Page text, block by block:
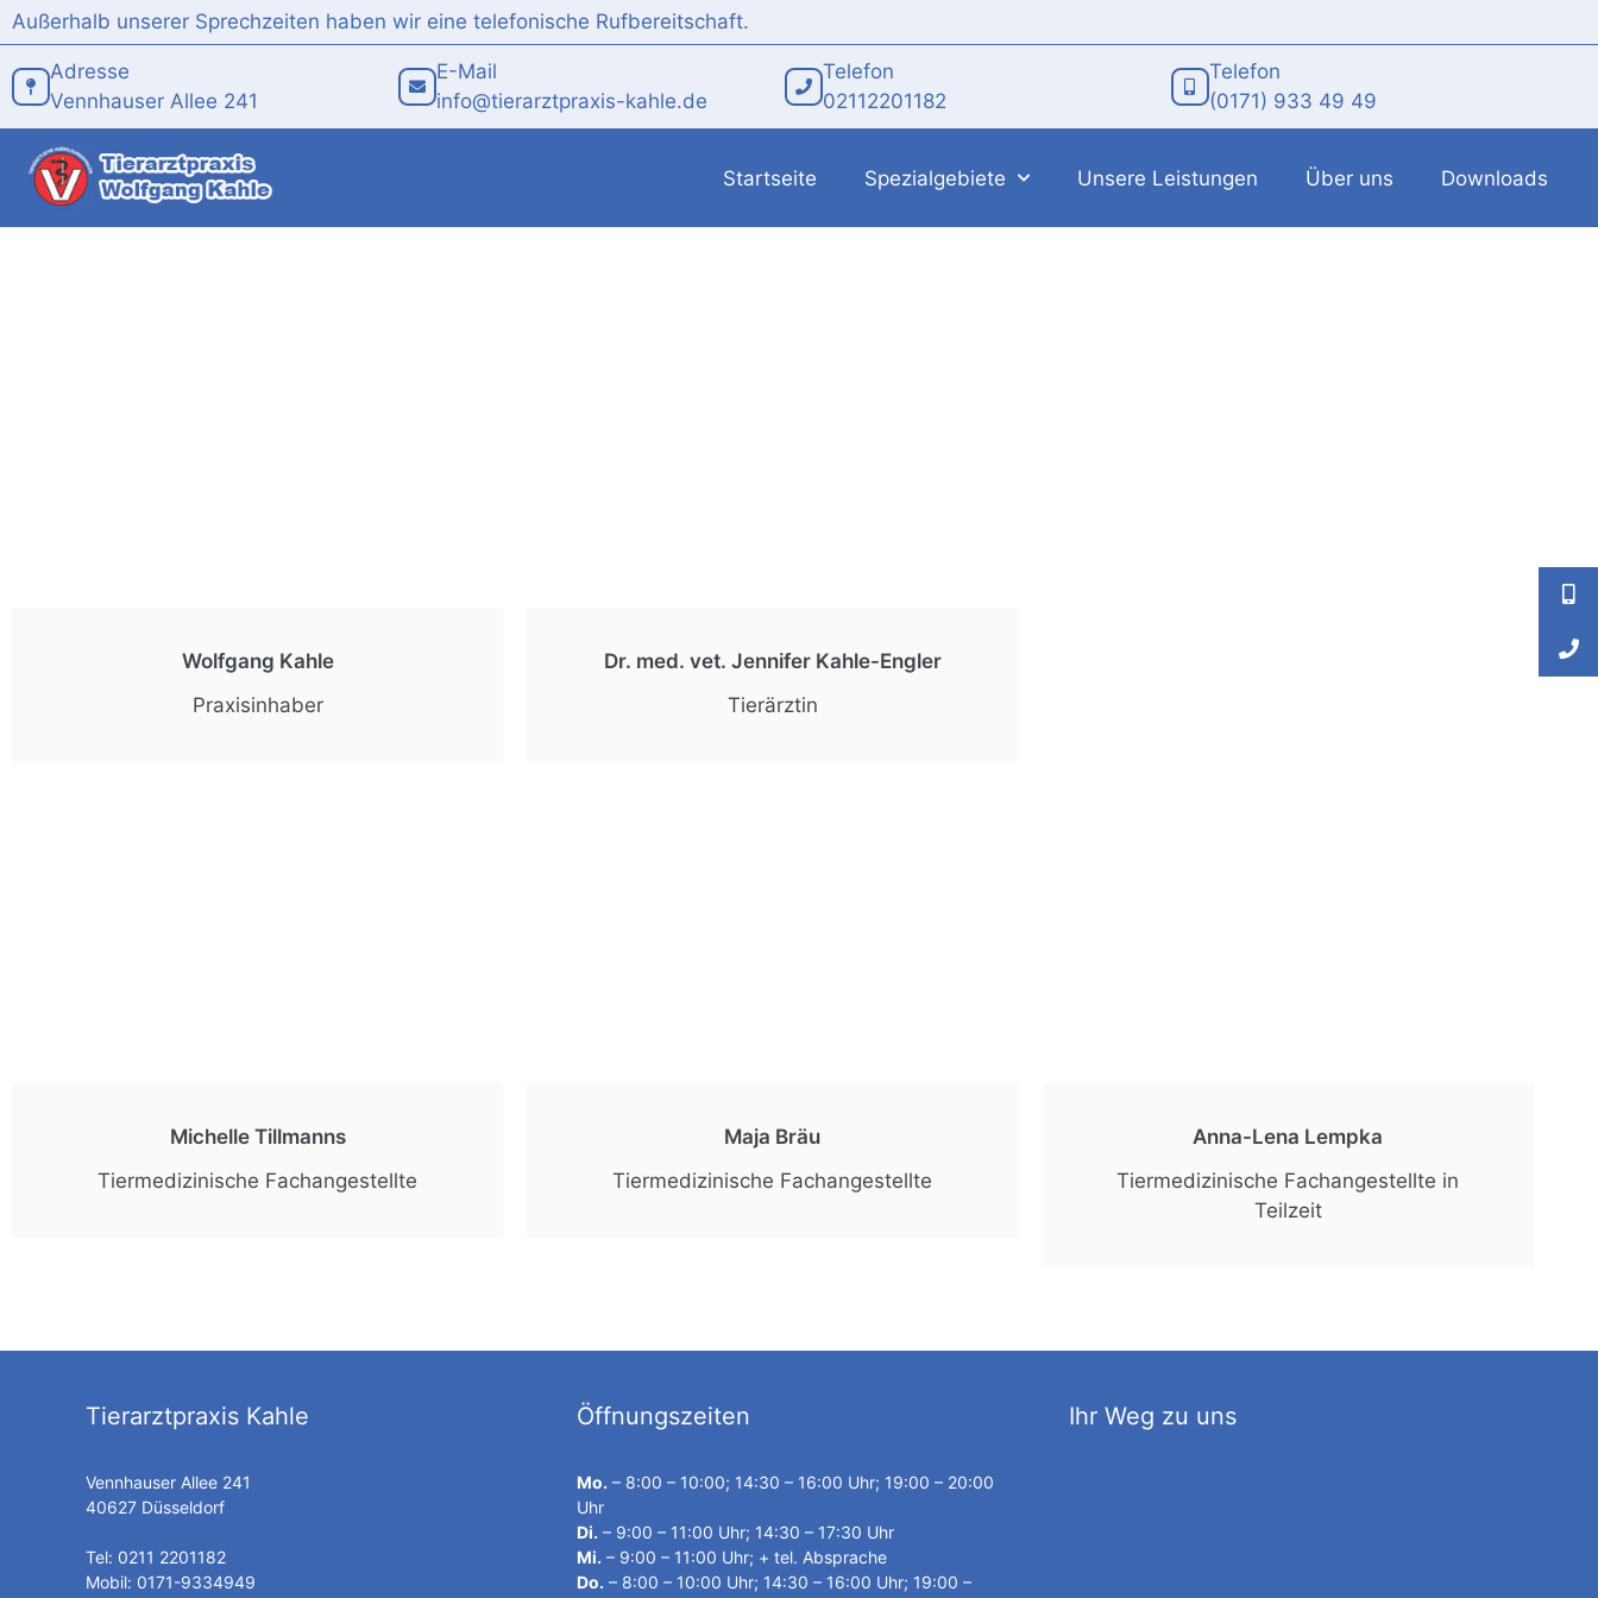
springen
Außerhalb unserer Sprechzeiten haben wir eine telefonische Rufbereitschaft.
Adresse
Vennhauser Allee 241
E-Mail
info@tierarztpraxis-kahle.de
Telefon
02112201182
Telefon
(0171) 933 49 49
Startseite Spezialgebiete Unsere Leistungen Über uns Downloads
Wolfgang Kahle
Praxisinhaber
Dr. med. vet. Jennifer Kahle-Engler
Tierärztin
Michelle Tillmanns
Tiermedizinische Fachangestellte
Maja Bräu
Tiermedizinische Fachangestellte
Anna-Lena Lempka
Tiermedizinische Fachangestellte in
Teilzeit
Tierarztpraxis Kahle
Vennhauser Allee 241
40627 Düsseldorf
Tel: 0211 2201182
Mobil: 0171-9334949
Öffnungszeiten
Mo. – 8:00 – 10:00; 14:30 – 16:00 Uhr; 19:00 – 20:00
Uhr
Di. – 9:00 – 11:00 Uhr; 14:30 – 17:30 Uhr
Mi. – 9:00 – 11:00 Uhr; + tel. Absprache
Do. – 8:00 – 10:00 Uhr; 14:30 – 16:00 Uhr; 19:00 –
Ihr Weg zu uns